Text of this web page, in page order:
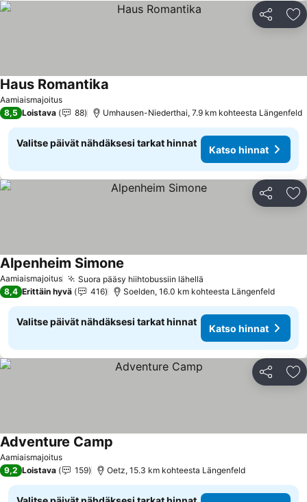
Jaa
Aamiaismajoitus
Haus Romantika
8,5 Loistava 88 Umhausen-Niederthai, 7.9 km kohteesta Längenfeld
Valitse päivät nähdäksesi tarkat hinnat
Katso hinnat
Jaa
Aamiaismajoitus Suora pääsy hiihtobussiin lähellä
Alpenheim Simone
8,4 Erittäin hyvä 416 Soelden, 16.0 km kohteesta Längenfeld
Valitse päivät nähdäksesi tarkat hinnat
Katso hinnat
Jaa
Aamiaismajoitus
Adventure Camp
9,2 Loistava 159 Oetz, 15.3 km kohteesta Längenfeld